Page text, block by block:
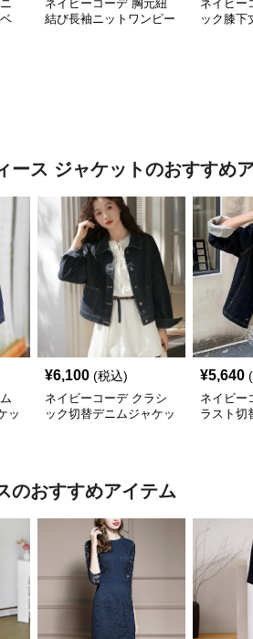
ネイビーコーデ 胸元紐
結び長袖ニットワンピー
ネイビー
ック膝下
ース ジャケットのおすすめ
ッ
¥6,100 (税込)
ネイビーコーデ クラシ
ック切替デニムジャケッ
¥5,640
ネイビー
ラスト切
のおすすめアイテム